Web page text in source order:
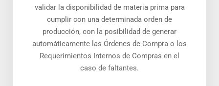
validar la disponibilidad de materia prima para
cumplir con una determinada orden de
producción, con la posibilidad de generar
automáticamente las Órdenes de Compra o los
Requerimientos Internos de Compras en el
caso de faltantes.